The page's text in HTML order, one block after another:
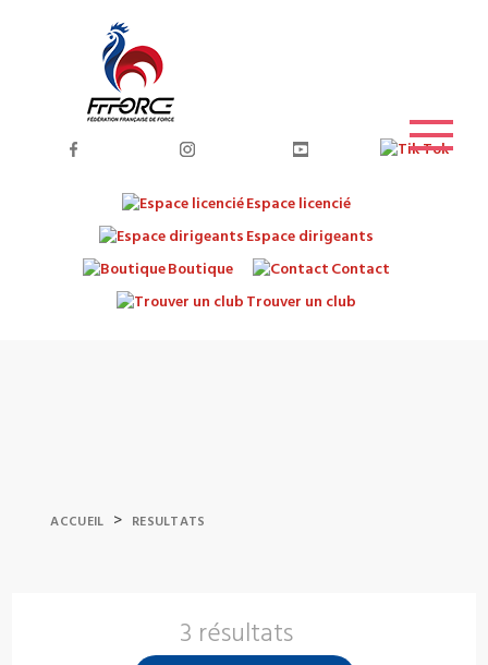
Espace licencié
Espace dirigeants
Boutique
Contact
Trouver un club
ACCUEIL > RESULTATS
3 résultats